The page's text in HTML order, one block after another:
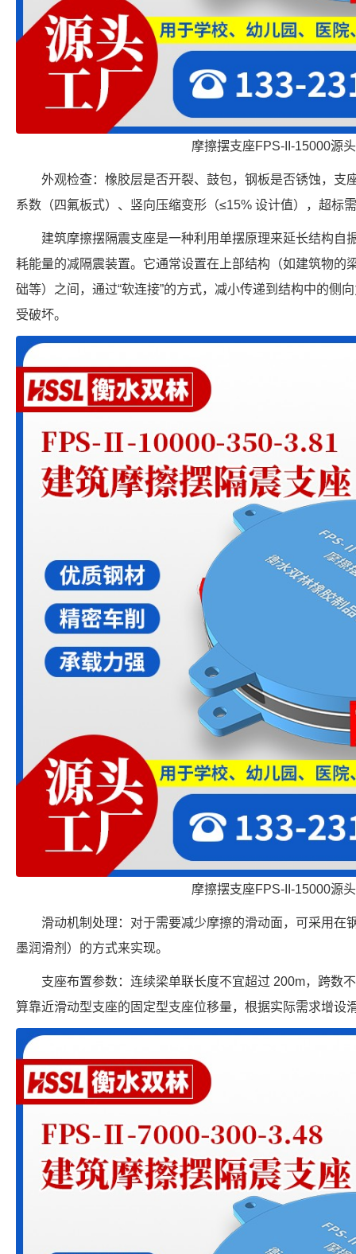
摩擦摆支座FPS-II-15000源
外观检查：橡胶层是否开裂、鼓包，钢板是否锈蚀，支
系数（四氟板式）、竖向压缩变形（≤15% 设计值），超标
建筑摩擦摆隔震支座是一种利用单摆原理来延长结构自
耗能量的减隔震装置。它通常设置在上部结构（如建筑物的
础等）之间，通过“软连接”的方式，减小传递到结构中的侧
受破坏。
摩擦摆支座FPS-II-15000源
滑动机制处理：对于需要减少摩擦的滑动面，可采用在
墨润滑剂）的方式来实现。
支座布置参数：连续梁单联长度不宜超过 200m，跨数
算靠近滑动型支座的固定型支座位移量，根据实际需求增设